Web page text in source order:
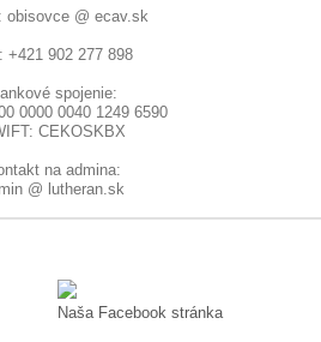
obisovce @ ecav.sk
+421 902 277 898
spojenie:
0000 0040 1249 6590
CEKOSKBX
na admina:
@ lutheran.sk
Naša Facebook stránka